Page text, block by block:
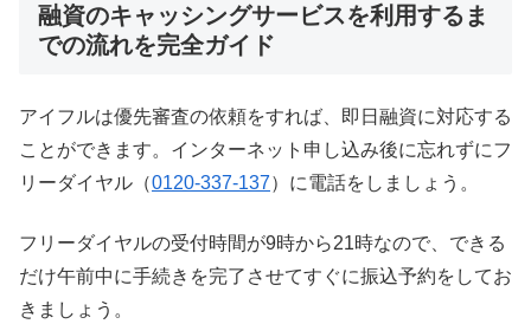
融資のキャッシングサービスを利用するま
での流れを完全ガイド
アイフルは優先審査の依頼をすれば、即日融資に対応する
ことができます。インターネット申し込み後に忘れずにフ
リーダイヤル（0120-337-137）に電話をしましょう。
フリーダイヤルの受付時間が9時から21時なので、できる
だけ午前中に手続きを完了させてすぐに振込予約をしてお
きましょう。